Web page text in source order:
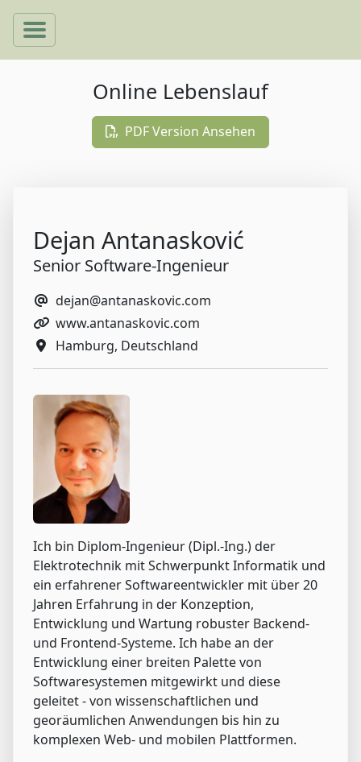
Online Lebenslauf
PDF Version Ansehen
Dejan Antanasković
Senior Software-Ingenieur
dejan@antanaskovic.com
www.antanaskovic.com
Hamburg, Deutschland
Ich bin Diplom-Ingenieur (Dipl.-Ing.) der
Elektrotechnik mit Schwerpunkt Informatik und
ein erfahrener Softwareentwickler mit über 20
Jahren Erfahrung in der Konzeption,
Entwicklung und Wartung robuster Backend-
und Frontend-Systeme. Ich habe an der
Entwicklung einer breiten Palette von
Softwaresystemen mitgewirkt und diese
geleitet - von wissenschaftlichen und
georäumlichen Anwendungen bis hin zu
komplexen Web- und mobilen Plattformen.